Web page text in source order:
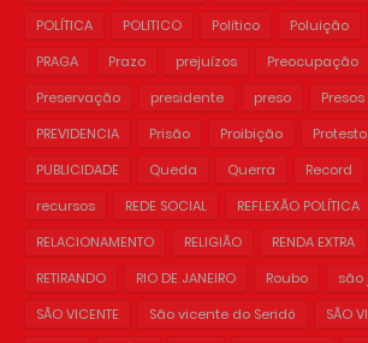
POLÍTICA
POLITICO Político Poluição
PRAGA
Prazo prejuízos Preocupação
Preservação
presidente preso Presos
PREVIDENCIA
Prisão Proibição Protesto
PUBLICIDADE
Queda Querra Record
recursos
REDE SOCIAL REFLEXÃO POLÍTICA
RELACIONAMENTO
RELIGIÃO RENDA EXTRA
RETIRANDO
RIO DE JANEIRO Roubo
são
SÃO VICENTE
São vicente do Seridó
SÃO